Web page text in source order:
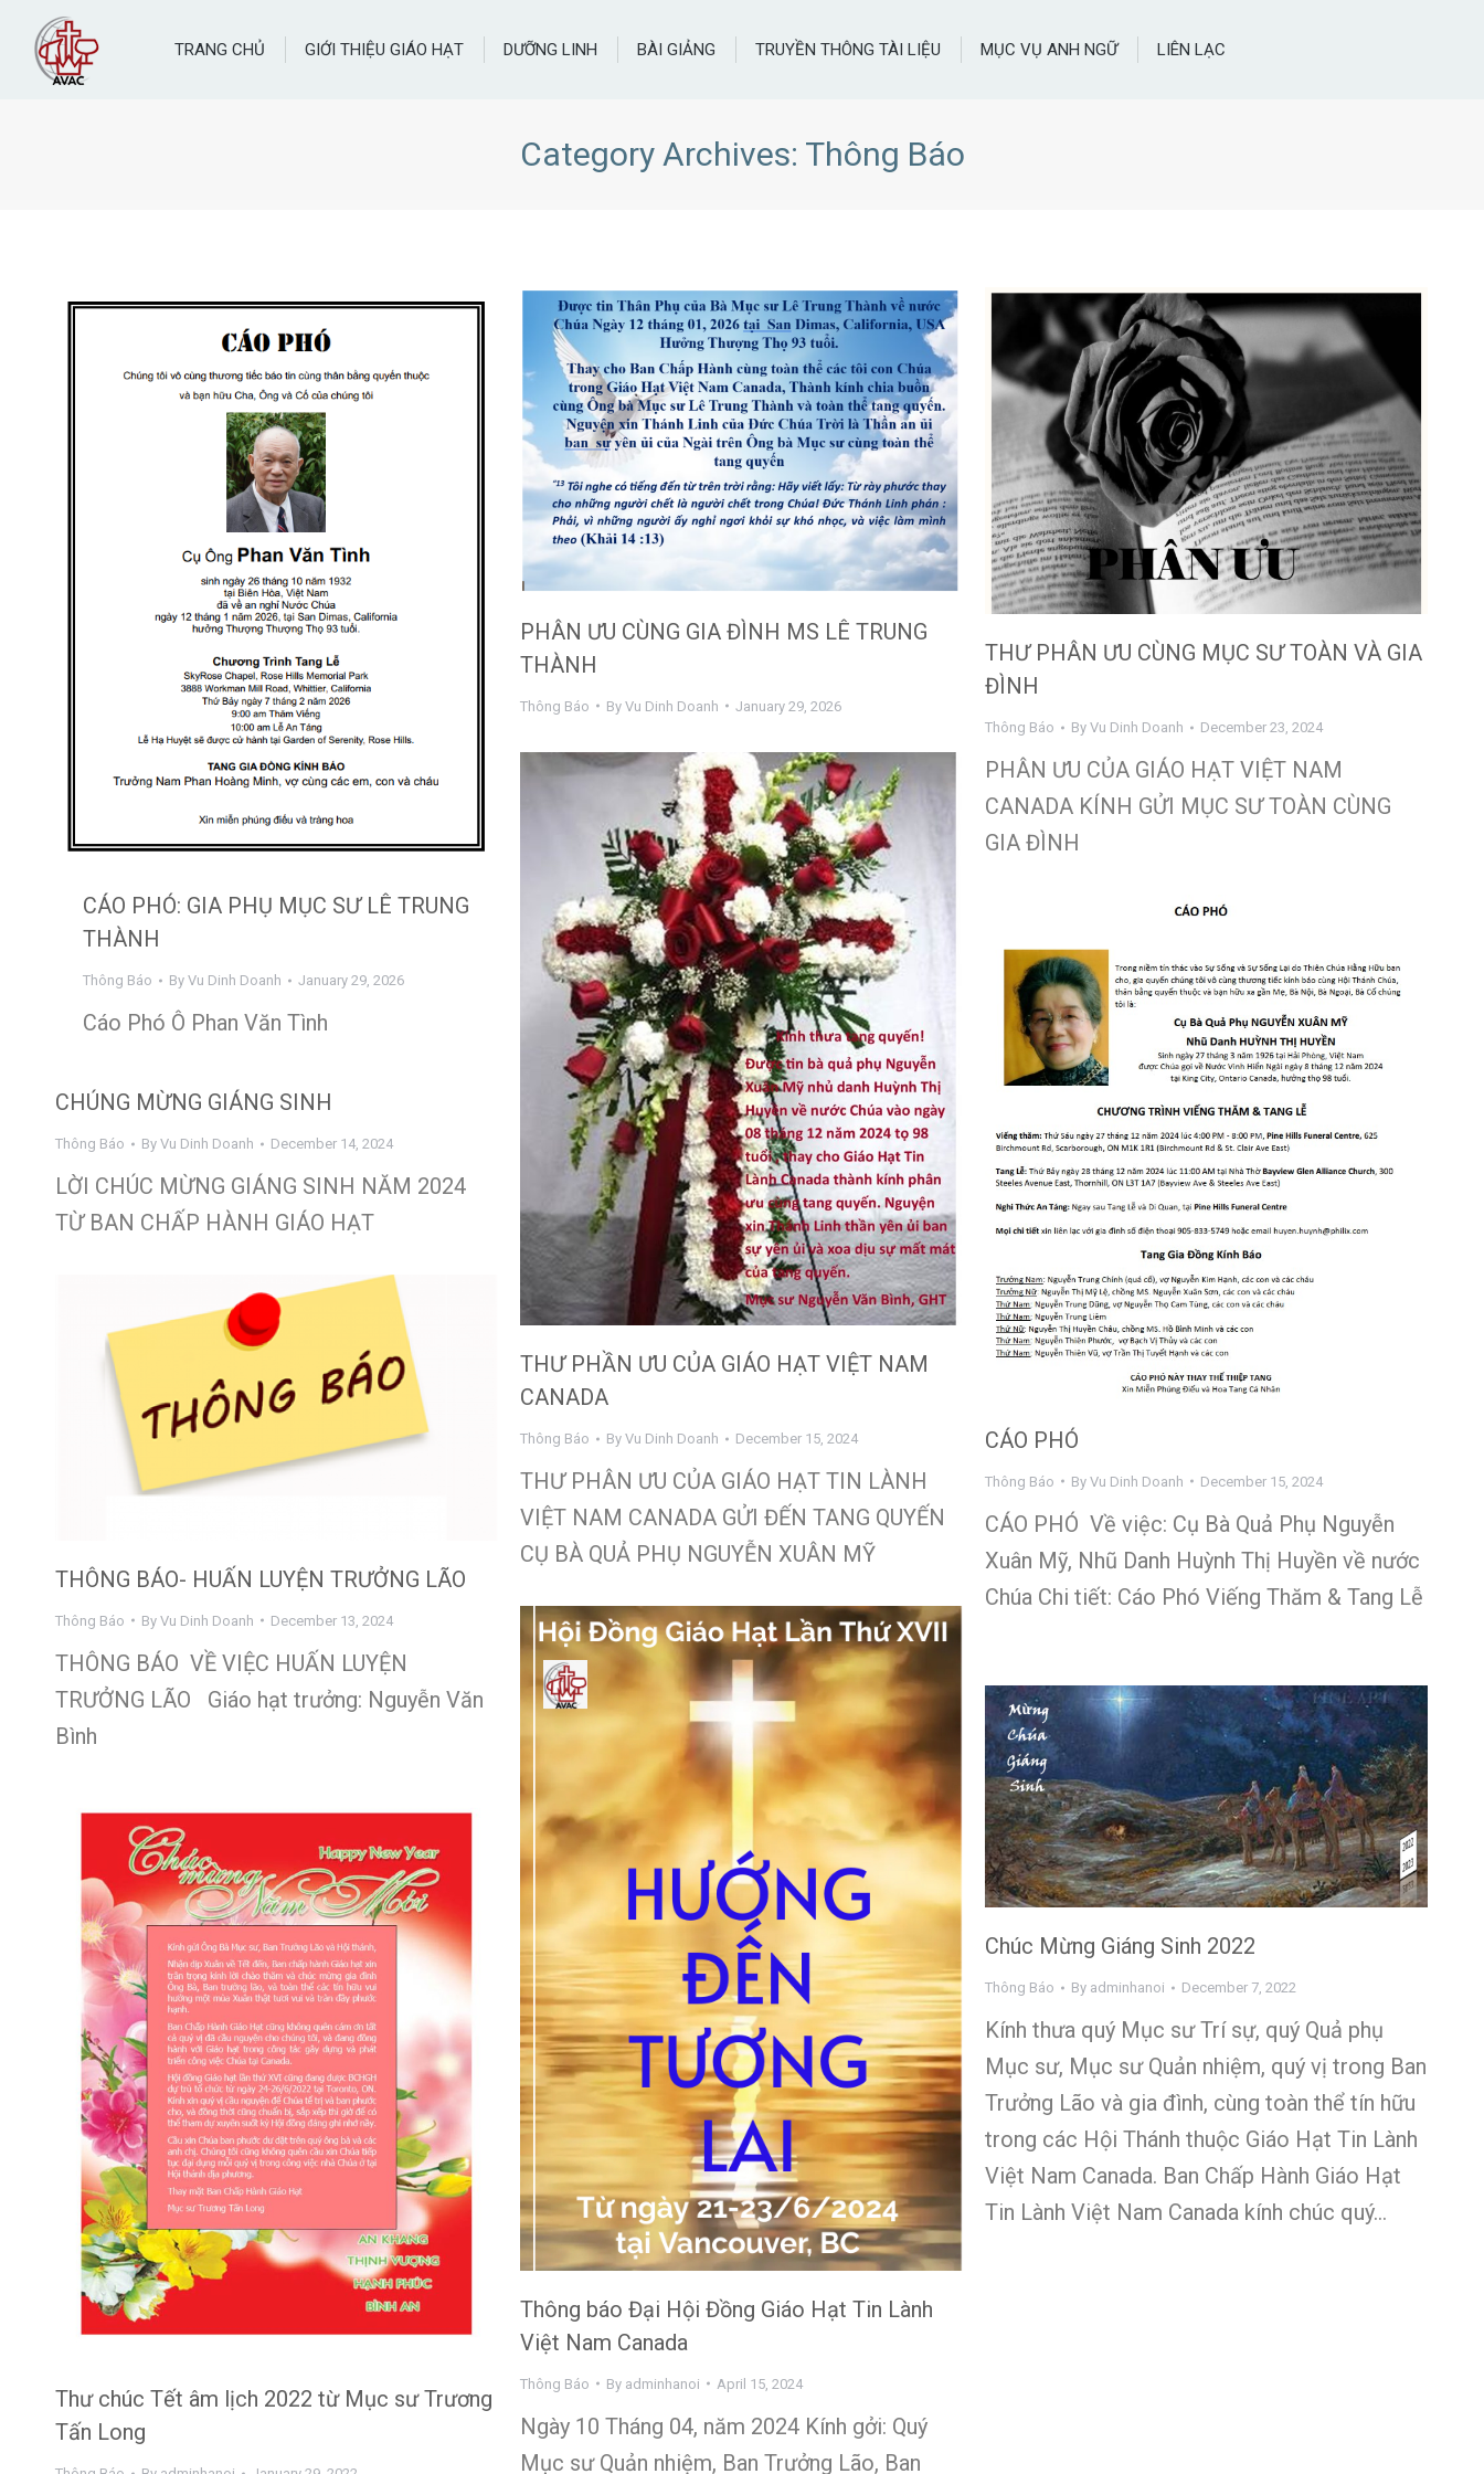
TRANG CHỦ GIỚI THIỆU GIÁO HẠT DƯỠNG LINH BÀI GIẢNG TRUYỀN THÔNG TÀI LIỆU MỤC VỤ ANH NGỮ LIÊN LẠC
Category Archives: Thông Báo
CÁO PHÓ: GIA PHỤ MỤC SƯ LÊ TRUNG
THÀNH
Thông Báo By Vu Dinh Doanh January 29, 2026
Cáo Phó Ô Phan Văn Tình
PHÂN ƯU CÙNG GIA ĐÌNH MS LÊ TRUNG
THÀNH
Thông Báo By Vu Dinh Doanh January 29, 2026
THƯ PHÂN ƯU CÙNG MỤC SƯ TOÀN VÀ GIA
ĐÌNH
Thông Báo By Vu Dinh Doanh December 23, 2024
PHÂN ƯU CỦA GIÁO HẠT VIỆT NAM
CANADA KÍNH GỬI MỤC SƯ TOÀN CÙNG
GIA ĐÌNH
THƯ PHẦN ƯU CỦA GIÁO HẠT VIỆT NAM
CANADA
Thông Báo By Vu Dinh Doanh December 15, 2024
THƯ PHÂN ƯU CỦA GIÁO HẠT TIN LÀNH
VIỆT NAM CANADA GỬI ĐẾN TANG QUYẾN
CỤ BÀ QUẢ PHỤ NGUYỄN XUÂN MỸ
CÁO PHÓ
Thông Báo By Vu Dinh Doanh December 15, 2024
CÁO PHÓ Về việc: Cụ Bà Quả Phụ Nguyễn
Xuân Mỹ, Nhũ Danh Huỳnh Thị Huyền về nước
Chúa Chi tiết: Cáo Phó Viếng Thăm & Tang Lễ
CHÚNG MỪNG GIÁNG SINH
Thông Báo By Vu Dinh Doanh December 14, 2024
LỜI CHÚC MỪNG GIÁNG SINH NĂM 2024
TỪ BAN CHẤP HÀNH GIÁO HẠT
THÔNG BÁO- HUẤN LUYỆN TRƯỞNG LÃO
Thông Báo By Vu Dinh Doanh December 13, 2024
THÔNG BÁO VỀ VIỆC HUẤN LUYỆN
TRƯỞNG LÃO Giáo hạt trưởng: Nguyễn Văn
Bình
Thông báo Đại Hội Đồng Giáo Hạt Tin Lành
Việt Nam Canada
Thông Báo By adminhanoi April 15, 2024
Ngày 10 Tháng 04, năm 2024 Kính gởi: Quý
Mục sư Quản nhiệm, Ban Trưởng Lão, Ban
Chúc Mừng Giáng Sinh 2022
Thông Báo By adminhanoi December 7, 2022
Kính thưa quý Mục sư Trí sự, quý Quả phụ
Mục sư, Mục sư Quản nhiệm, quý vị trong Ban
Trưởng Lão và gia đình, cùng toàn thể tín hữu
trong các Hội Thánh thuộc Giáo Hạt Tin Lành
Việt Nam Canada. Ban Chấp Hành Giáo Hạt
Tin Lành Việt Nam Canada kính chúc quý…
Thư chúc Tết âm lịch 2022 từ Mục sư Trương
Tấn Long